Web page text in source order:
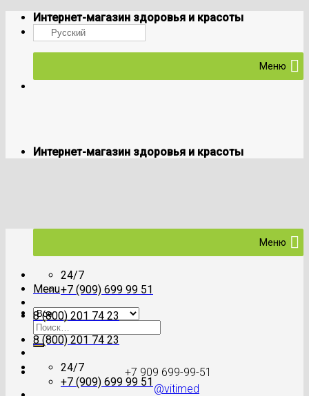
Skip
content
Интернет-магазин здоровья и красоты
Русский
Меню
Интернет-магазин здоровья и красоты
Menu
Искать:
+7 909 699-99-51
@vitimed
Меню
24/7
+7 (909) 699 99 51
8 (800) 201 74 23
8 (800) 201 74 23
24/7
+7 (909) 699 99 51